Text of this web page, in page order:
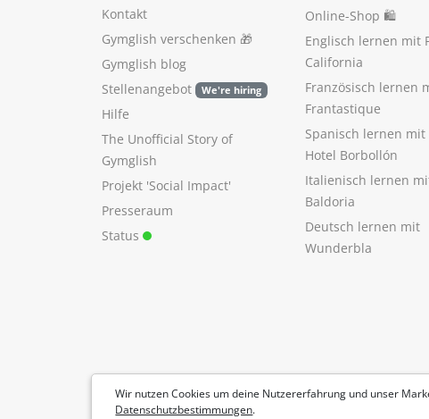
Wir nutzen Cookies um deine Nutzererfahrung und unser
Datenschutzbestimmungen.
Kontakt
Gymglish verschenken 🎁
Gymglish blog
Stellenangebot
We're hiring
Hilfe
The Unofficial Story of
Gymglish
Projekt 'Social Impact'
Presseraum
Status
Online-Shop 🛍
Englisch lernen mit
California
Französisch lernen
Frantastique
Spanisch lernen mit
Hotel Borbollón
Italienisch lernen
Baldoria
Deutsch lernen mit
Wunderbla